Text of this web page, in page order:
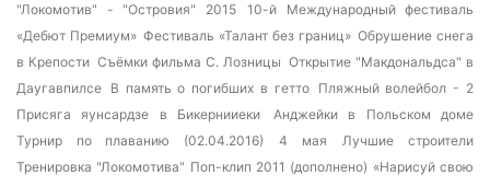
"Локомотив" - "Островия" 2015
10-й Международный фестиваль
«Дебют Премиум» Фестиваль «Талант без границ» Обрушение снега
в Крепости Съёмки фильма С. Лозницы Открытие "Макдональдса" в
Даугавпилсе В память о погибших в гетто
Пляжный волейбол - 2
Присяга яунсардзе в Бикернииеки
Анджейки в Польском доме
Турнир по плаванию (02.04.2016)
4 мая
Лучшие строители
Тренировка "Локомотива" Поп-клип 2011 (дополнено) «Нарисуй свою